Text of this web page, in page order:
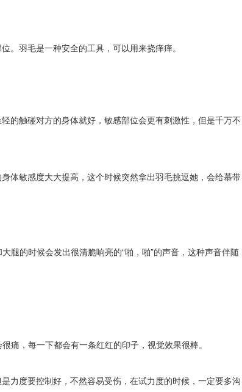
。羽毛是一种安全的工具，可以用来挠痒痒。
的触碰对方的身体就好，敏感部位会更有刺激性，但是千万不
体敏感度大大提高，这个时候突然拿出羽毛挑逗她，会给慕带
腿的时候会发出很清脆响亮的“啪，啪”的声音，这种声音伴随
痛，每一下都会有一条红红的印子，视觉效果很棒。
力度要控制好，不然容易受伤，在试力度的时候，一定要多沟